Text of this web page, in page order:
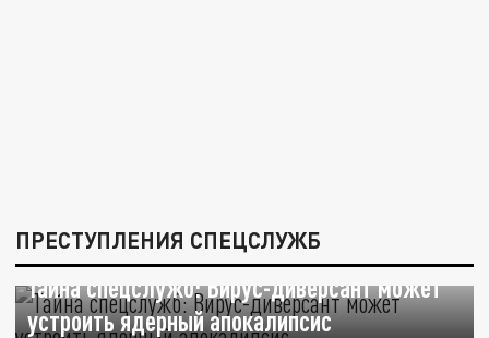
ПРЕСТУПЛЕНИЯ СПЕЦСЛУЖБ
Тайна спецслужб: Вирус-диверсант может
устроить ядерный апокалипсис